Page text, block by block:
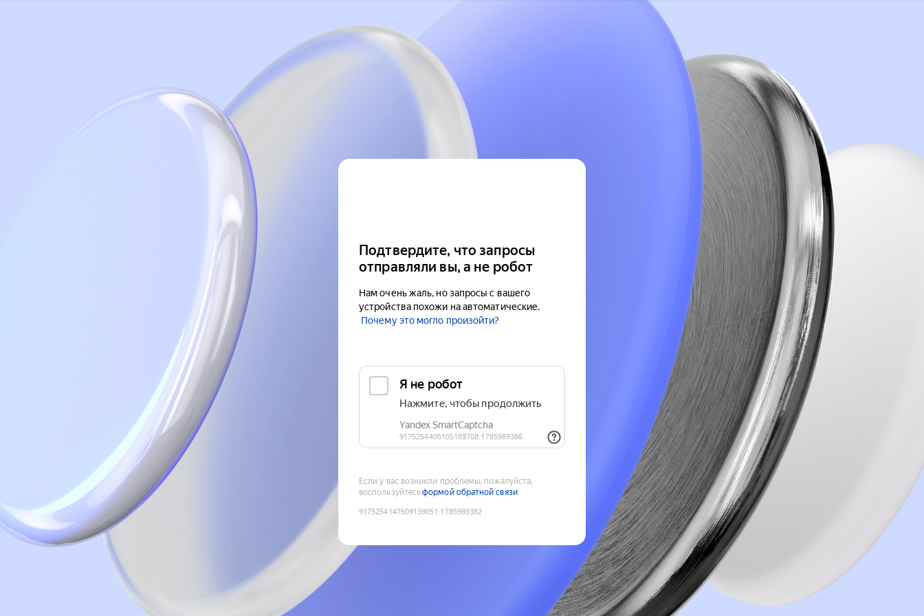
Подтвердите, что запросы
отправляли вы, а не робот
Нам очень жаль, но запросы с вашего
устройства похожи на автоматические.
Почему это могло произойти?
Если у вас возникли проблемы, пожалуйста,
воспользуйтесьформой обратной связи
9175254147609139051 :1785989382